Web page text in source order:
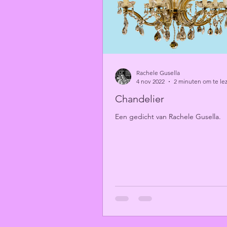
Chandelier
Een gedicht van Rachele Gusella.
Rachele Gusella
4 nov 2022
2 minuten om te